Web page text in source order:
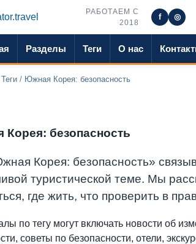
РАБОТАЕМ С
2018
f ◎
Разделы Теги О нас
Теги / Южная Корея: безопасность
Корея: безопасность
Корея: безопасность»
туристической теме. Мы
где жить, что проверить в
по тегу могут включать новости об
советы по безопасности, отели,